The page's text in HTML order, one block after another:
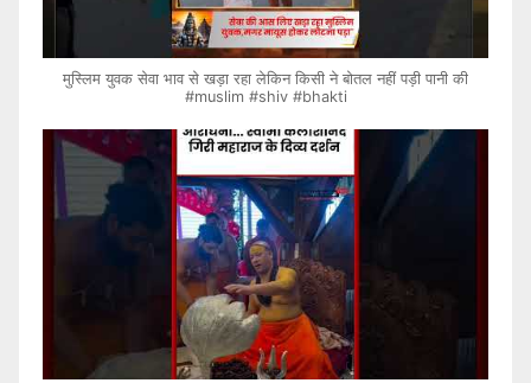
मुस्लिम युवक सेवा भाव से खड़ा रहा लेकिन किसी ने बोतल नहीं पड़ी पानी की
#muslim #shiv #bhakti